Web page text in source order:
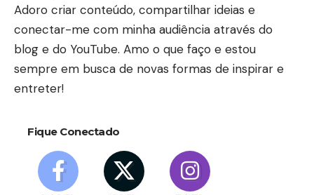
Adoro criar conteúdo, compartilhar ideias e
conectar-me com minha audiência através do
blog e do YouTube. Amo o que faço e estou
sempre em busca de novas formas de inspirar e
entreter!
Fique Conectado